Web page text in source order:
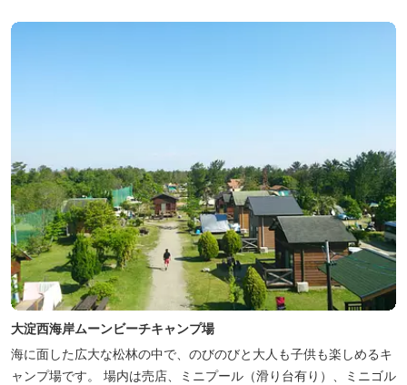
大淀西海岸ムーンビーチキャンプ場
海に面した広大な松林の中で、のびのびと大人も子供も楽しめるキ
ャンプ場です。 場内は売店、ミニプール（滑り台有り）、ミニゴル